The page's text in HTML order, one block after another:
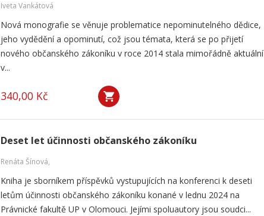
Iveta Vankátová
Nová monografie se věnuje problematice nepominutelného dědice,
jeho vydědění a opominutí, což jsou témata, která se po přijetí
nového občanského zákoníku v roce 2014 stala mimořádně aktuální
v...
340,00 Kč
Deset let účinnosti občanského zákoníku
Renáta Šínová,
Kniha je sborníkem příspěvků vystupujících na konferenci k deseti
letům účinnosti občanského zákoníku konané v lednu 2024 na
Právnické fakultě UP v Olomouci. Jejími spoluautory jsou soudci...